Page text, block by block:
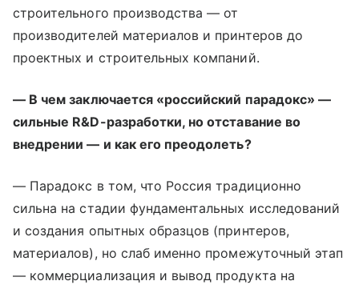
строительного производства — от
производителей материалов и принтеров до
проектных и строительных компаний.
— В чем заключается «российский парадокс» —
сильные R&D-разработки, но отставание во
внедрении — и как его преодолеть?
— Парадокс в том, что Россия традиционно
сильна на стадии фундаментальных исследований
и создания опытных образцов (принтеров,
материалов), но слаб именно промежуточный этап
— коммерциализация и вывод продукта на